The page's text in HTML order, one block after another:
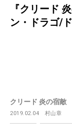
『クリード
ン・ドラゴ/
クリード 炎の宿敵
2019.02.04 村山章